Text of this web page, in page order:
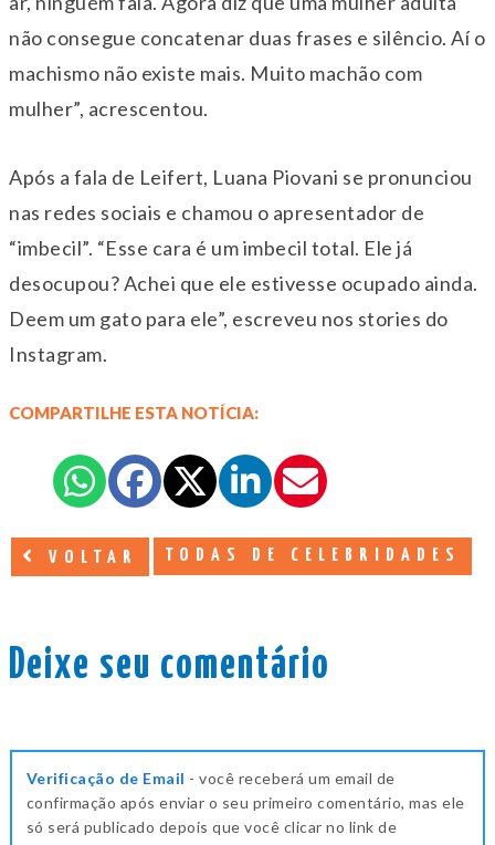
não consegue concatenar duas frases e silêncio. Aí o
machismo não existe mais. Muito machão com
mulher”, acrescentou.
Após a fala de Leifert, Luana Piovani se pronunciou
nas redes sociais e chamou o apresentador de
“imbecil”. “Esse cara é um imbecil total. Ele já
desocupou? Achei que ele estivesse ocupado ainda.
Deem um gato para ele”, escreveu nos stories do
Instagram.
COMPARTILHE ESTA NOTÍCIA:
VOLTAR TODAS DE CELEBRIDADES
Deixe seu comentário
Verificação de Email - você receberá um email de
confirmação após enviar o seu primeiro comentário, mas ele
só será publicado depois que você clicar no link de